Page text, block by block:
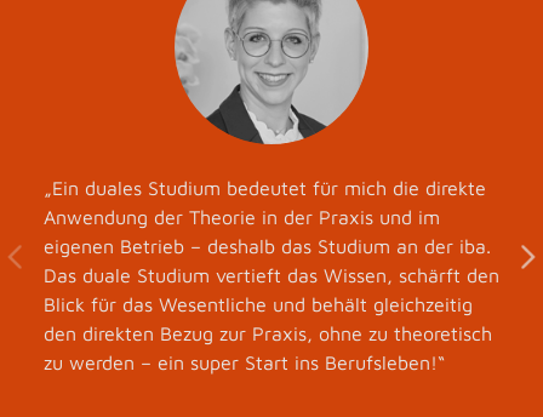
„Ein duales Studium bedeutet für mich die direkte
Anwendung der Theorie in der Praxis und im
eigenen Betrieb – deshalb das Studium an der iba.
Das duale Studium vertieft das Wissen, schärft den
Blick für das Wesentliche und behält gleichzeitig
den direkten Bezug zur Praxis, ohne zu theoretisch
zu werden – ein super Start ins Berufsleben!“